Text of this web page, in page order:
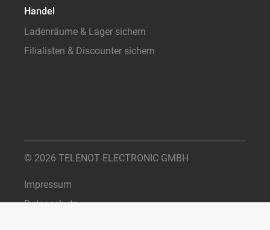
Handel
Ladenräume & Lager sichern
Filialisten & Discounter sichern
© 2026 TELENOT ELECTRONIC GMBH
Impressum
Datenschutz